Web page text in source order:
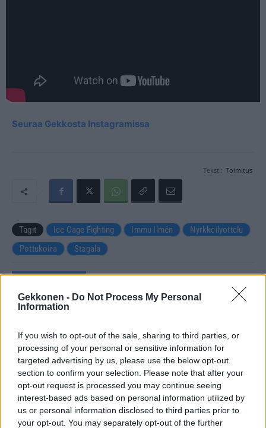
Gekkonen - Do Not Process My Personal
Information
If you wish to opt-out of the sale, sharing to third parties, or
processing of your personal or sensitive information for
targeted advertising by us, please use the below opt-out
section to confirm your selection. Please note that after your
opt-out request is processed you may continue seeing
interest-based ads based on personal information utilized by
us or personal information disclosed to third parties prior to
your opt-out. You may separately opt-out of the further
Seuraa Gekkosta Instagramissa
Teksti: Toimitus
Tagit Ice Cage Fighting Immu Ilmén
Nyrkkeilyottelu
Pottukoira
Stagala
Heräsikö ajatuksia? Kerro mielipiteesi.
5000
✨ Nimikone